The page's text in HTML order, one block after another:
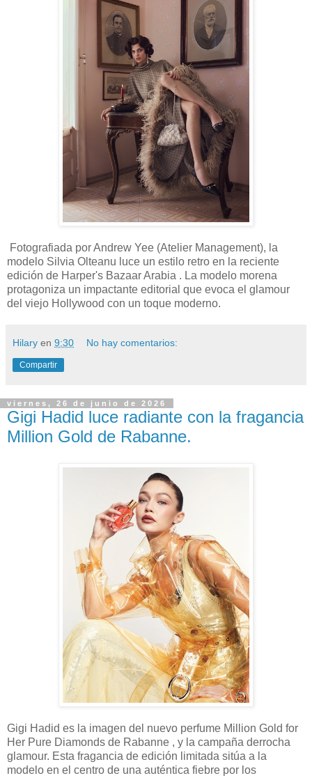
Fotografiada por Andrew Yee (Atelier Management), la
modelo Silvia Olteanu luce un estilo retro en la reciente
edición de Harper's Bazaar Arabia . La modelo morena
protagoniza un impactante editorial que evoca el glamour
del viejo Hollywood con un toque moderno.
Hilary en 9:30 No hay comentarios:
Compartir
viernes, 26 de junio de 2026
Gigi Hadid luce radiante con la fragancia
Million Gold de Rabanne.
Gigi Hadid es la imagen del nuevo perfume Million Gold for
Her Pure Diamonds de Rabanne , y la campaña derrocha
glamour. Esta fragancia de edición limitada sitúa a la
modelo en el centro de una auténtica fiebre por los